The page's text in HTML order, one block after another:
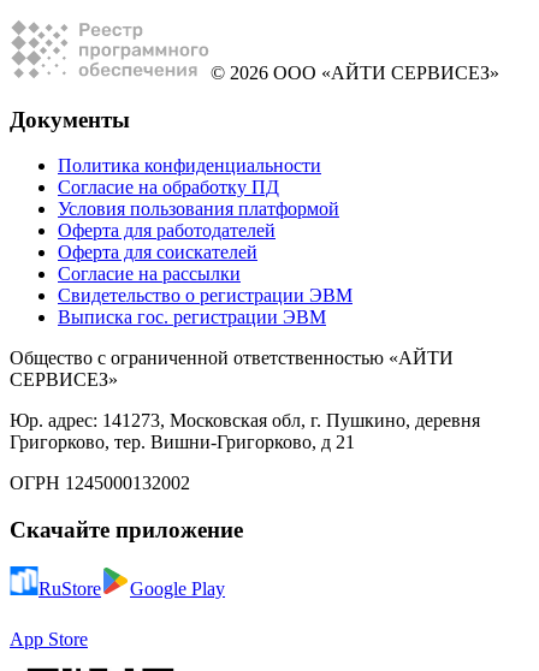
© 2026 ООО «АЙТИ СЕРВИСЕЗ»
Документы
Политика конфиденциальности
Согласие на обработку ПД
Условия пользования платформой
Оферта для работодателей
Оферта для соискателей
Согласие на рассылки
Свидетельство о регистрации ЭВМ
Выписка гос. регистрации ЭВМ
Общество с ограниченной ответственностью «АЙТИ
СЕРВИСЕЗ»
Юр. адрес: 141273, Московская обл, г. Пушкино, деревня
Григорково, тер. Вишни-Григорково, д 21
ОГРН 1245000132002
Скачайте приложение
RuStore Google Play
App Store